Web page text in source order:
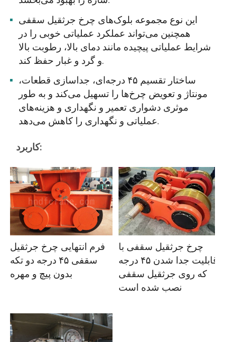
این نوع مجموعه بلوک‌های چرخ جرثقیل سقفی
همچنین می‌تواند عملکرد عملیاتی خوبی را در
شرایط عملیاتی پیچیده مانند دمای بالا، رطوبت بالا
و گرد و غبار حفظ کند.
ساختار تقسیم ۴۵ درجه‌ای، جداسازی قطعات،
مونتاژ و تعویض چرخ‌ها را تسهیل می‌کند و به طور
موثری دشواری تعمیر و نگهداری و هزینه‌های
عملیاتی و نگهداری را کاهش می‌دهد.
کاربرد:
فرم انتهایی چرخ جرثقیل
سقفی ۴۵ درجه دو تکه
بدون پیچ و مهره
چرخ جرثقیل سقفی با
قابلیت جدا شدن ۴۵ درجه
که روی جرثقیل سقفی
نصب شده است